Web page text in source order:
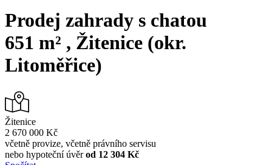
Prodej zahrady s chatou
651 m² , Žitenice (okr.
Litoměřice)
Žitenice
2 670 000 Kč
včetně provize, včetně právního servisu
nebo hypoteční úvěrod 12 304 Kč